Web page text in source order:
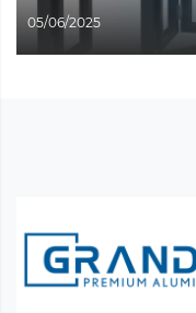
05/06/2025